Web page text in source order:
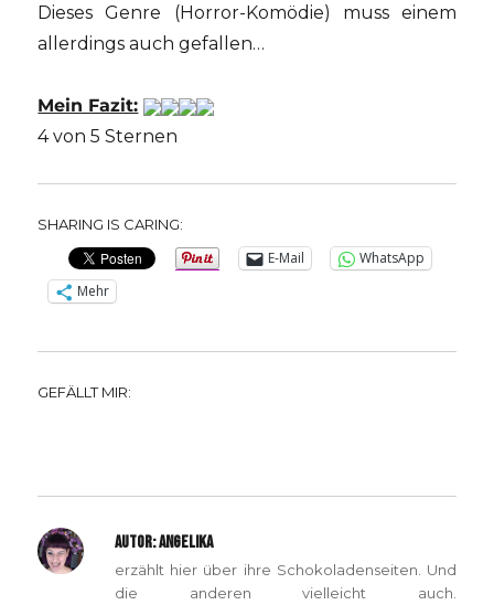
Dieses Genre (Horror-Komödie) muss einem
allerdings auch gefallen…
Mein Fazit:
4 von 5 Sternen
SHARING IS CARING:
E-Mail
WhatsApp
Mehr
GEFÄLLT MIR:
AUTOR:ANGELIKA
erzählt hier über ihre Schokoladenseiten. Und
die anderen vielleicht auch.